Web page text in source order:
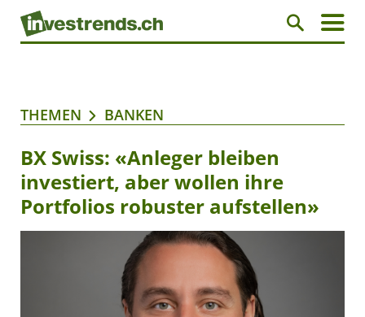
THEMEN BANKEN
BX Swiss: «Anleger bleiben
investiert, aber wollen ihre
Portfolios robuster aufstellen»